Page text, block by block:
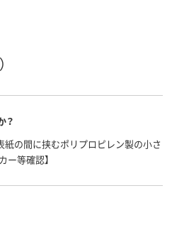
70
？
の間に挟むポリプロピレン製の小さ
ー等確認】